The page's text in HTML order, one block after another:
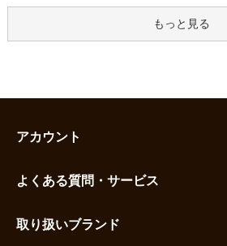
もっと見る
アカウント
お気に入りを見る
よくある質問・サービス
取り扱いブランド